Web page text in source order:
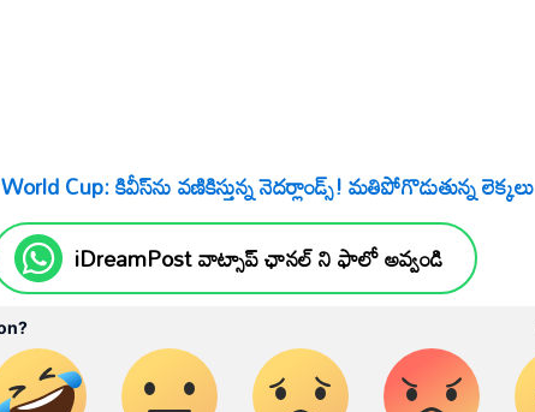
World Cup: కివీస్‌ను వణికిస్తున్న నెదర్లాండ్స్‌! మతిపోగొడుతున్న లెక్కలు
iDreamPost వాట్సాప్ ఛానల్ ని ఫాలో అవ్వండి